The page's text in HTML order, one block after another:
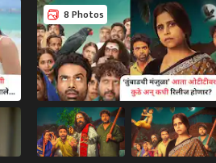
8 Photos
भाष्य